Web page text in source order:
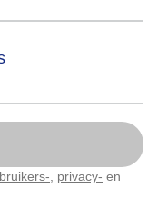
privacy- en
bekeken
later